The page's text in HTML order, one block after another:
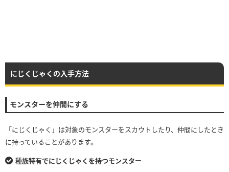
にじくじゃくの入手方法
モンスターを仲間にする
「にじくじゃく」は対象のモンスターをスカウトしたり、仲間にしたとき
に持っていることがあります。
種族特有でにじくじゃくを持つモンスター